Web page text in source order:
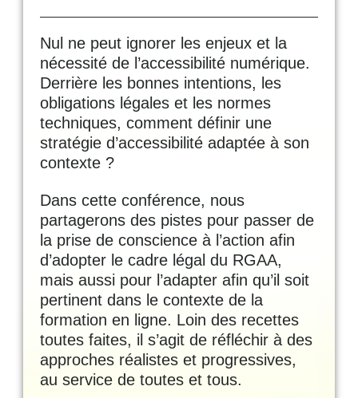
Nul ne peut ignorer les enjeux et la
nécessité de l’accessibilité numérique.
Derrière les bonnes intentions, les
obligations légales et les normes
techniques, comment définir une
stratégie d’accessibilité adaptée à son
contexte ?
Dans cette conférence, nous
partagerons des pistes pour passer de
la prise de conscience à l’action afin
d’adopter le cadre légal du RGAA,
mais aussi pour l’adapter afin qu’il soit
pertinent dans le contexte de la
formation en ligne. Loin des recettes
toutes faites, il s’agit de réfléchir à des
approches réalistes et progressives,
au service de toutes et tous.